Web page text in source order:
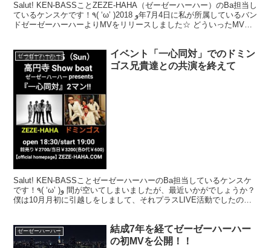
Salut! KEN-BASSことZEZE-HAHA（ゼーゼーハーハー）のBa担当し
ているケンスケです！٩( ‘ω’ )و 2018年7月4日に私が所属しているバン
ドゼーゼーハーハーよりMVをリリースしました☆ どういったMVか
ゼーゼーハーハー
イベント「一心同対」でのドミン
ゴス兄貴達との共演を終えて
Salut! KEN-BASSことゼーゼーハーハーのBa担当しているケンスケ
です！٩( ‘ω’ )و 間が空いてしまいましたが、最近いかがでしょうか？
僕は10月月初に引越しをしまして、それプラスLIVE活動でしたので
ゼーゼーハーハー
結成7年を経てゼーゼーハーハー
の初MVを公開！！